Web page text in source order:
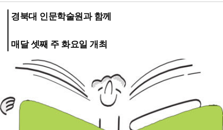
경북대 인문학술원과 함께
매달 셋째 주 화요일 개최